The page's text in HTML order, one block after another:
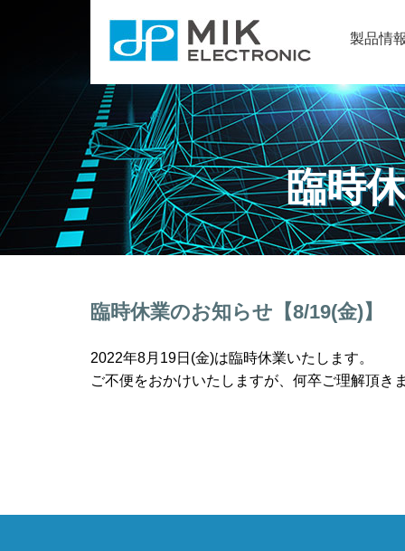
製品情
臨時
臨時休業のお知らせ【8/19(金)】
2022年8月19日(金)は臨時休業いたします。
ご不便をおかけいたしますが、何卒ご理解頂き